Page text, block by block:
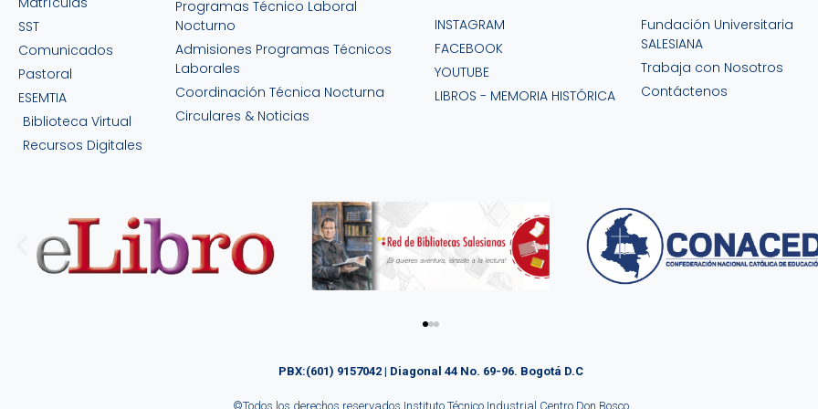
Haz clic aquí Haz clic aquí
SST
Comunicados
Pastoral
ESEMTIA
Biblioteca Virtual
Recursos Digitales
Programas Técnico Laboral
Nocturno
Admisiones Programas Técnicos
Laborales
Coordinación Técnica Nocturna
Circulares & Noticias
INSTAGRAM
FACEBOOK
YOUTUBE
LIBROS - MEMORIA HISTÓRICA
Fundación Universitaria
SALESIANA
Trabaja con Nosotros
Contáctenos
PBX:(601) 9157042 | Diagonal 44 No. 69-96. Bogotá D.C
©Todos los derechos reservados Instituto Técnico Industrial Centro Don Bosco